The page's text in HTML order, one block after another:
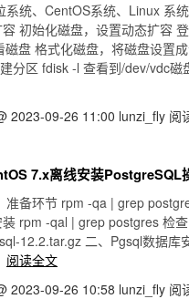
系统、CentOS系统、Linux 系统
初始化磁盘，设置动态扩容
磁盘 格式化磁盘，将磁盘设置
分区 fdisk -l 查看到/dev/vdc磁
2023-09-26 11:00 lunzi_fly 阅
7.x离线安装PostgreSQL
准备环节 rpm -qa | grep
rpm -qal | grep postgres 检
12.2.tar.gz 二、Pgsql数据库
阅读全文
2023-09-26 10:58 lunzi_fly 阅